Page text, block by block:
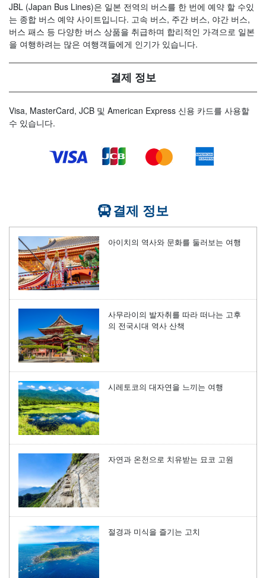
JBL (Japan Bus Lines)은 일본 전역의 버스를 한 번에 예약 할 수있
는 종합 버스 예약 사이트입니다. 고속 버스, 주간 버스, 야간 버스,
버스 패스 등 다양한 버스 상품을 취급하며 합리적인 가격으로 일본
을 여행하려는 많은 여행객들에게 인기가 있습니다.
결제 정보
Visa, MasterCard, JCB 및 American Express 신용 카드를 사용할
수 있습니다.
결제 정보
아이치의 역사와 문화를 둘러보는 여행
사무라이의 발자취를 따라 떠나는 고후
의 전국시대 역사 산책
시레토코의 대자연을 느끼는 여행
자연과 온천으로 치유받는 묘코 고원
절경과 미식을 즐기는 고치